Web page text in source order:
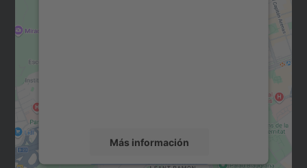
Más información